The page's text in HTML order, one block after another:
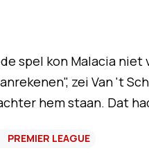
spel kon Malacia
zei Van 't
hem staan. Dat
PREMIER LEAGUE